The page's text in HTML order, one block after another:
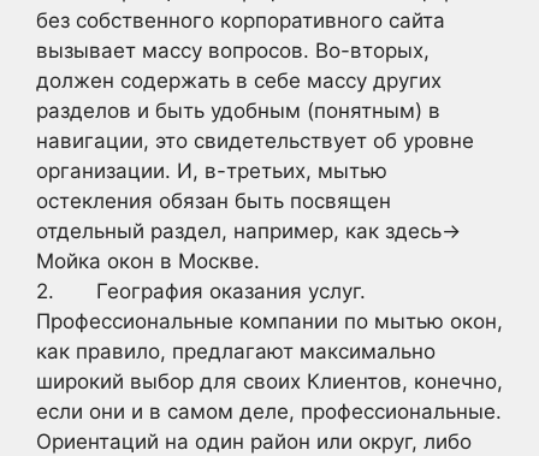
без собственного корпоративного сайта
вызывает массу вопросов. Во-вторых,
должен содержать в себе массу других
разделов и быть удобным (понятным) в
навигации, это свидетельствует об уровне
организации. И, в-третьих, мытью
остекления обязан быть посвящен
отдельный раздел, например, как здесь->
Мойка окон в Москве.
2. География оказания услуг.
Профессиональные компании по мытью окон,
как правило, предлагают максимально
широкий выбор для своих Клиентов, конечно,
если они и в самом деле, профессиональные.
Ориентаций на один район или округ, либо